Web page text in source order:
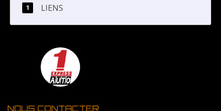
LIENS
NOUS CONTACTER